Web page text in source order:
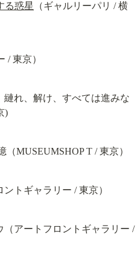
る惑星
（ギャルリーパリ / 横
/ 東京）
縺れ、解け、すべては進みな
)
MUSEUMSHOP T / 東京）
トギャラリー / 東京）
（アートフロントギャラリー /